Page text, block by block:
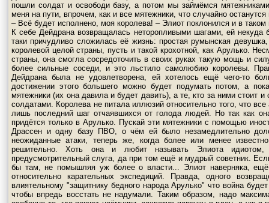
пошли солдат и освободи базу, а потом мы займёмся
меня на пути, впрочем, как и все мятежники, что случайно
– Всё будет исполнено, моя королева! – Элиот поклонился и в
К себе Дейдрана возвращалась неторопливыми шагами, ей
таки причудливо сложилась её жизнь: простая румынская
королевой целой страны, пусть и такой крохотной, как Арулько.
страны, она смогла сосредоточить в своих руках такую мощь и
более сильные соседи, и это льстило самолюбию королевы.
Дейдрана была не удовлетворена, ей хотелось ещё чего-то
достижении этого большего можно будет подумать потом, а
мятежники (их она давила и будет давить), а те, кто за ними стоит
солдатами. Королева не питала иллюзий относительно того, что
лишь последний шаг отчаявшихся от голода людей. Но так как
придётся только в Арулько. Пускай эти мятежники с помощью
Драссен и одну базу ПВО, о чём ей было незамедлительно
неожиданные атаки, теперь же, когда более или менее
решительно. Хоть она и любит называть Элиота
предусмотрительный слуга, да при том ещё и мудрый советник.
бы там, не помышляя уж более о власти... Элиот наверняка, ещё
относительно карательных экспедиций. Правда, одного
влиятельному "защитнику бедного народа Арулько" что война
чтобы впредь восстать не надумали. Таким образом, надо